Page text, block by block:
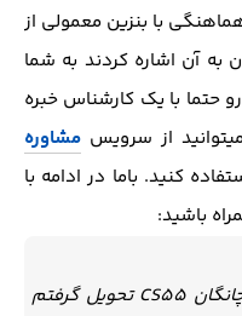
با بنزین معمولی از
به آن اشاره کردند به شما
حتما با یک کارشناس خبره
از سرویس مشاوره
کنید. باما در ادامه با
باشید:
با سلام من برج دو سال 404 یه چانگان CS55 تحویل گرفتم